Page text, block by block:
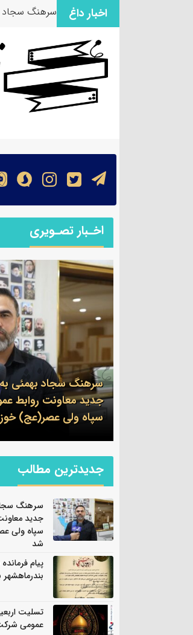
اخبار داغ سرهنگ سجاد
اخـبار تصـویری
پیام فرمانده سپاه
به مناسبت اربعین
جدیدترین مطالب
سرهنگ
جدید
سپاه ولی
شد
پیام
تسلیت
عمومی